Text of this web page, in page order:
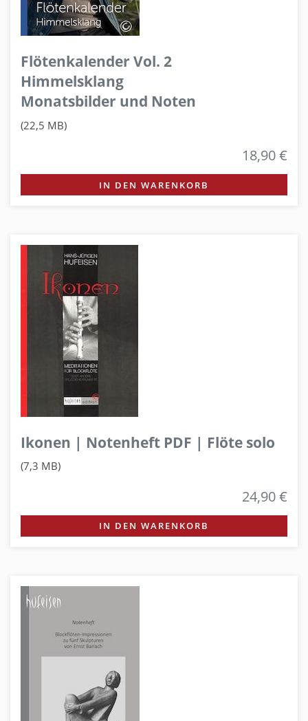
Flötenkalender Vol. 2
Himmelsklang
Monatsbilder und Noten
(22,5 MB)
18,90 €
IN DEN WARENKORB
Ikonen | Notenheft PDF | Flöte solo
(7,3 MB)
24,90 €
IN DEN WARENKORB